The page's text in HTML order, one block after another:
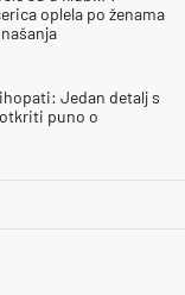
oplela po ženama
Jedan detalj s
puno o